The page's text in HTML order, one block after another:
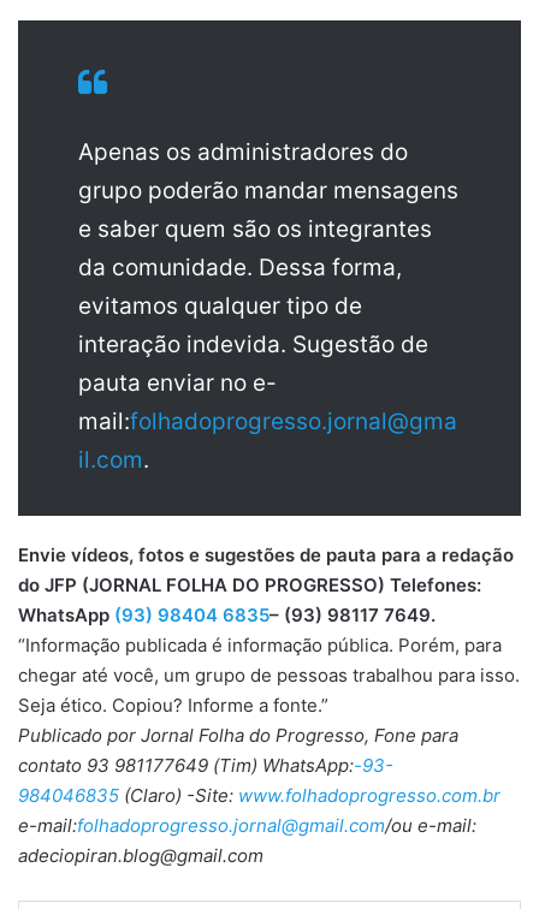
Apenas os administradores do
grupo poderão mandar mensagens
e saber quem são os integrantes
da comunidade. Dessa forma,
evitamos qualquer tipo de
interação indevida. Sugestão de
pauta enviar no e-
mail:folhadoprogresso.jornal@gma
il.com.
Envie vídeos, fotos e sugestões de pauta para a redação
do JFP (JORNAL FOLHA DO PROGRESSO) Telefones:
WhatsApp (93) 98404 6835– (93) 98117 7649.
“Informação publicada é informação pública. Porém, para
chegar até você, um grupo de pessoas trabalhou para isso.
Seja ético. Copiou? Informe a fonte.”
Publicado por Jornal Folha do Progresso, Fone para
contato 93 981177649 (Tim) WhatsApp:-93-
984046835 (Claro) -Site: www.folhadoprogresso.com.br
e-mail:folhadoprogresso.jornal@gmail.com/ou e-mail:
adeciopiran.blog@gmail.com